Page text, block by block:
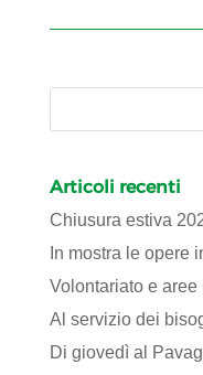
Articoli recenti
Chiusura estiva
In mostra le opere
Volontariato e aree
Al servizio dei
Di giovedì al